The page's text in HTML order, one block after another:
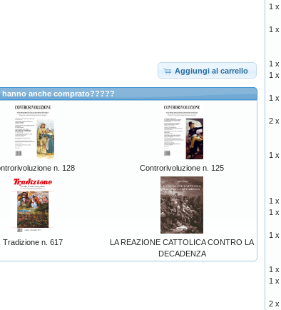
Aggiungi al carrello
anche comprato?????
n. 128 Controrivoluzione n. 125
Tradizione n. 617
LA REAZIONE CATTOLICA CONTRO LA
DECADENZA
1 x
1 x
1 x
1 x
1 x
2 x
1 x
1 x
1 x
1 x
1 x
1 x
2 x